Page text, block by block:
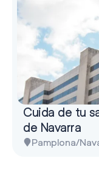
Cuida de tu
de Navarra
Pamplona/